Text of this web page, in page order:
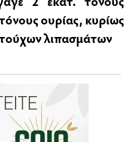
ουρίας, κυρίως
λιπασμάτων